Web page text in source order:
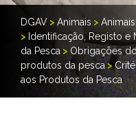
DGAV > Animais >
> Identificação, Registo
da Pesca > Obrigações
produtos da pesca>
aos Produtos da Pesca